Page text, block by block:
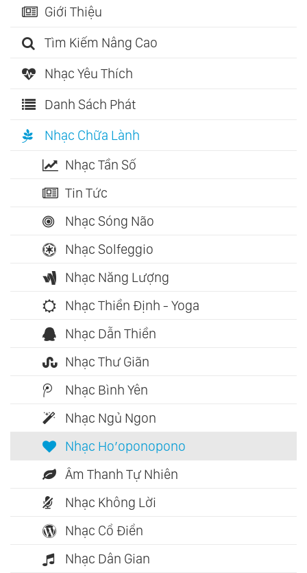
Giới Thiệu
Tìm Kiếm Nâng Cao
Nhạc Yêu Thích
Danh Sách Phát
Nhạc Chữa Lành
Nhạc Tần Số
Tin Tức
Nhạc Sóng Não
Nhạc Solfeggio
Nhạc Năng Lượng
Nhạc Thiền Định - Yoga
Nhạc Dẫn Thiền
Nhạc Thư Giãn
Nhạc Bình Yên
Nhạc Ngủ Ngon
Nhạc Ho’oponopono
Âm Thanh Tự Nhiên
Nhạc Không Lời
Nhạc Cổ Điển
Nhạc Dân Gian